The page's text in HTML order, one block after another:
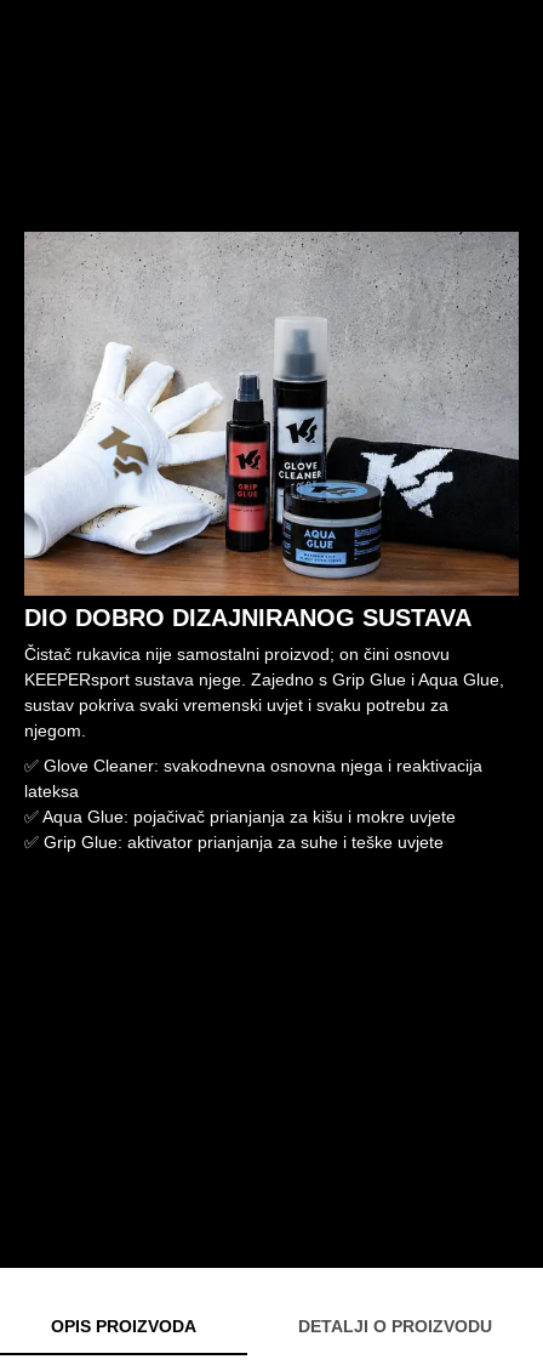
DIO DOBRO DIZAJNIRANOG SUSTAVA
Čistač rukavica nije samostalni proizvod; on čini osnovu
KEEPERsport sustava njege. Zajedno s Grip Glue i Aqua Glue,
sustav pokriva svaki vremenski uvjet i svaku potrebu za
njegom.
✅ Glove Cleaner: svakodnevna osnovna njega i reaktivacija
lateksa
✅ Aqua Glue: pojačivač prianjanja za kišu i mokre uvjete
✅ Grip Glue: aktivator prianjanja za suhe i teške uvjete
OPIS PROIZVODA DETALJI O PROIZVODU